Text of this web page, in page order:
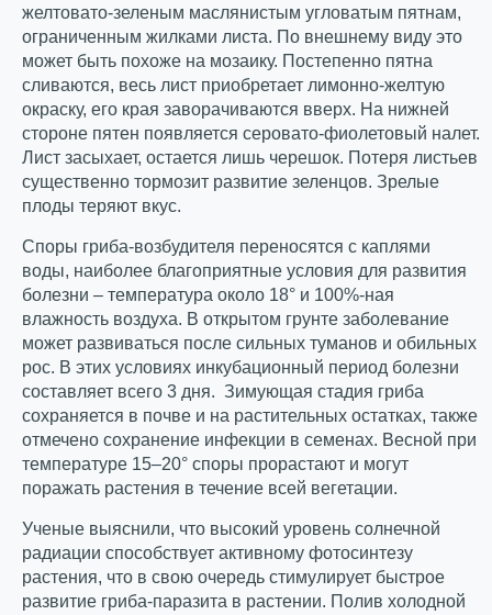
желтовато-зеленым маслянистым угловатым пятнам,
ограниченным жилками листа. По внешнему виду это
может быть похоже на мозаику. Постепенно пятна
сливаются, весь лист приобретает лимонно-желтую
окраску, его края заворачиваются вверх. На нижней
стороне пятен появляется серовато-фиолетовый налет.
Лист засыхает, остается лишь черешок. Потеря листьев
существенно тормозит развитие зеленцов. Зрелые
плоды теряют вкус.
Споры гриба-возбудителя переносятся с каплями
воды, наиболее благоприятные условия для развития
болезни – температура около 18° и 100%-ная
влажность воздуха. В открытом грунте заболевание
может развиваться после сильных туманов и обильных
рос. В этих условиях инкубационный период болезни
составляет всего 3 дня. Зимующая стадия гриба
сохраняется в почве и на растительных остатках, также
отмечено сохранение инфекции в семенах. Весной при
температуре 15–20° споры прорастают и могут
поражать растения в течение всей вегетации.
Ученые выяснили, что высокий уровень солнечной
радиации способствует активному фотосинтезу
растения, что в свою очередь стимулирует быстрое
развитие гриба-паразита в растении. Полив холодной